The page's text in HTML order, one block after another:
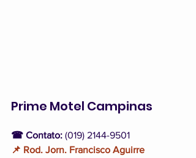
Prime Motel Campinas
☎ Contato: (019) 2144-9501
📌 Rod. Jorn. Francisco Aguirre